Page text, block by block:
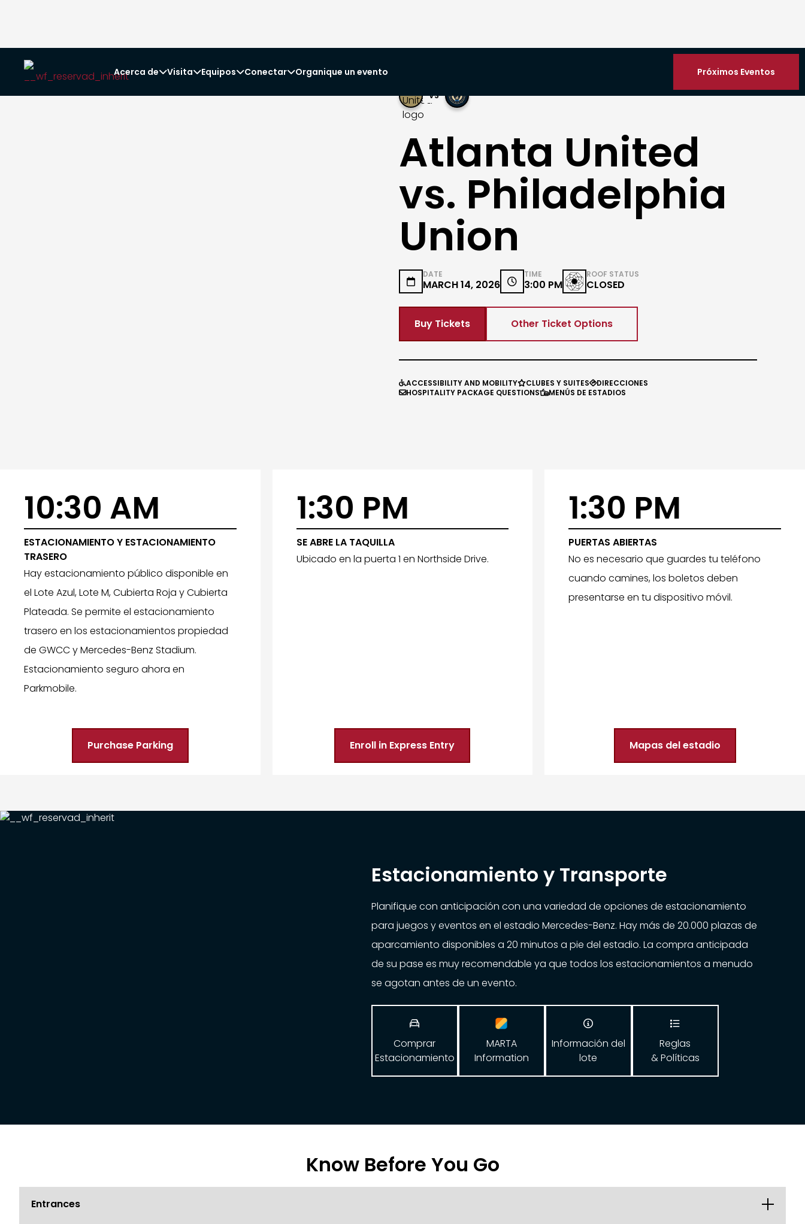
Acerca deVisitaEquiposConectarOrganique un evento Próximos Eventos
VS
Atlanta United
vs. Philadelphia
Union

DATE
MARCH 14, 2026 
TIME
3:00 PM
ROOF STATUS
CLOSED
Buy Tickets Other Ticket Options
ACCESSIBILITY AND MOBILITYCLUBES Y SUITESDIRECCIONES
HOSPITALITY PACKAGE QUESTIONSMENÚS DE ESTADIOS
10:30 AM
ESTACIONAMIENTO Y ESTACIONAMIENTO
TRASERO
Hay estacionamiento público disponible en
el Lote Azul, Lote M, Cubierta Roja y Cubierta
Plateada. Se permite el estacionamiento
trasero en los estacionamientos propiedad
de GWCC y Mercedes-Benz Stadium.
Estacionamiento seguro ahora en
Parkmobile.
Purchase Parking
1:30 PM
SE ABRE LA TAQUILLA
Ubicado en la puerta 1 en Northside Drive.
Enroll in Express Entry
1:30 PM
PUERTAS ABIERTAS
No es necesario que guardes tu teléfono
cuando camines, los boletos deben
presentarse en tu dispositivo móvil.
Mapas del estadio
Estacionamiento y Transporte
Planifique con anticipación con una variedad de opciones de estacionamiento
para juegos y eventos en el estadio Mercedes-Benz. Hay más de 20.000 plazas de
aparcamiento disponibles a 20 minutos a pie del estadio. La compra anticipada
de su pase es muy recomendable ya que todos los estacionamientos a menudo
se agotan antes de un evento.

Comprar
Estacionamiento
MARTA
Information

Información del
lote

Reglas
& Políticas
Know Before You Go
Entrances